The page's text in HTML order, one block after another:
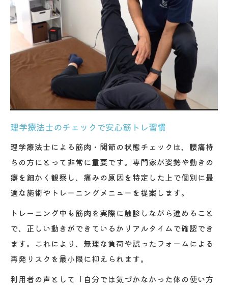
理学療法士のチェックで安心筋トレ習慣
理学療法士による筋肉・関節の状態チェックは、腰痛持
ちの方にとって非常に重要です。専門家が姿勢や動きの
癖を細かく観察し、痛みの原因を特定した上で個別に最
適な施術やトレーニングメニューを提案します。
トレーニング中も筋肉を実際に触診しながら進めること
で、正しい動きができているかリアルタイムで確認でき
ます。これにより、無理な負荷や誤ったフォームによる
再発リスクを最小限に抑えられます。
利用者の声として「自分では気づかなかった体の使い方